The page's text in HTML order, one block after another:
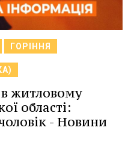
ГОРІННЯ
житловому
області:
- Новини